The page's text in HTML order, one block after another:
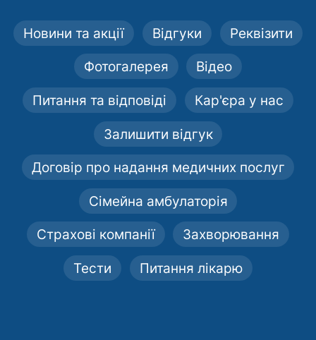
Новини та акції Відгуки Реквізити
Фотогалерея Відео
Питання та відповіді Кар'єра у нас
Залишити відгук
Договір про надання медичних послуг
Сімейна амбулаторія
Страхові компанії Захворювання
Тести Питання лікарю